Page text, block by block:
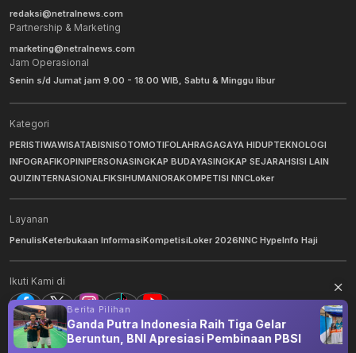
redaksi@netralnews.com
Partnership & Marketing
marketing@netralnews.com
Jam Operasional
Senin s/d Jumat jam 9.00 - 18.00 WIB, Sabtu & Minggu libur
Kategori
PERISTIWAWISATABISNISOTOMOTIFOLAHRAGAGAYA HIDUPTEKNOLOGI
INFOGRAFIKOPINIPERSONASINGKAP BUDAYASINGKAP SEJARAHSISI LAIN
QUIZINTERNASIONALFIKSIHUMANIORAKOMPETISI NNCLoker
Layanan
PenulisKeterbukaan InformasiKompetisiLoker 2026NNC HypeInfo Haji
Ikuti Kami di
©2026NNC Netralnews. All Rights Reserved.
Berita Pilihan
Ganda Putra Indonesia Raih Tiga Gelar
Beruntun, BNI Apresiasi Pembinaan PBSI